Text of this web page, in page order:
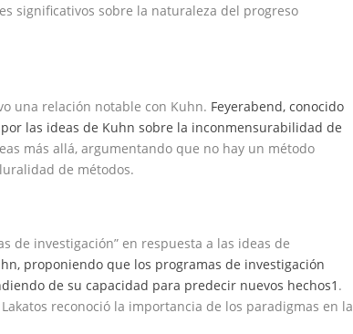
significativos sobre la naturaleza del progreso
una relación notable con Kuhn. Feyerabend, conocido
las ideas de Kuhn sobre la inconmensurabilidad de
más allá, argumentando que no hay un método
de métodos.
de investigación” en respuesta a las ideas de
proponiendo que los programas de investigación
de su capacidad para predecir nuevos hechos1 .
reconoció la importancia de los paradigmas en la